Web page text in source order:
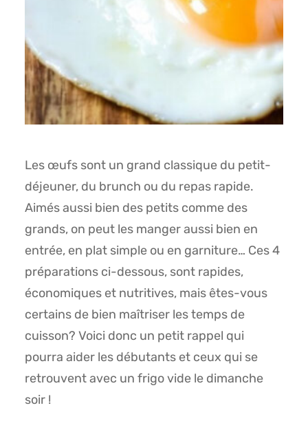
Les œufs sont un grand classique du petit-
déjeuner, du brunch ou du repas rapide.
Aimés aussi bien des petits comme des
grands, on peut les manger aussi bien en
entrée, en plat simple ou en garniture… Ces 4
préparations ci-dessous, sont rapides,
économiques et nutritives, mais êtes-vous
certains de bien maîtriser les temps de
cuisson? Voici donc un petit rappel qui
pourra aider les débutants et ceux qui se
retrouvent avec un frigo vide le dimanche
soir !